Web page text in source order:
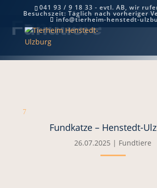
041 93 / 9 18 33 - evtl. AB, wir
Besuchszeit: Täglich nach vorheriger
info@tierheim-henstedt-
Fundtiere
7
Fundkatze – Henstedt-
26.07.2025 | Fundtiere